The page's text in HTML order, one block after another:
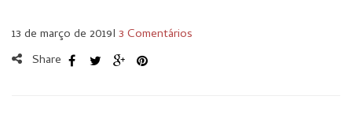
13 de março de 2019I 3 Comentários
Share